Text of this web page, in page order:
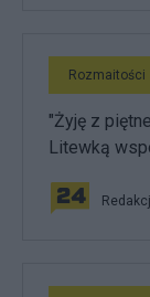
Rozmaitości
"Żyję z
Litewką